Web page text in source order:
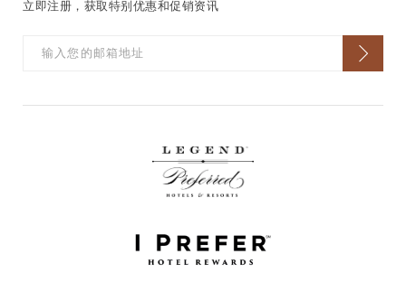
立即注册，获取特别优惠和促销资讯